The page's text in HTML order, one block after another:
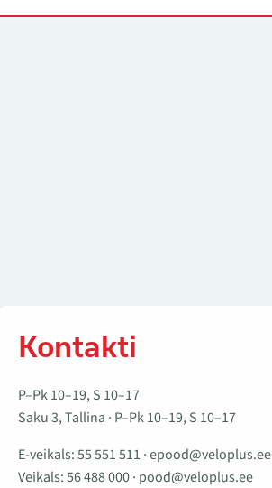
Kontakti
P–Pk 10–19, S 10–17
Saku 3, Tallina · P–Pk 10–19, S 10–17
E-veikals:55 551 511 ·epood@veloplus.ee
Veikals:56 488 000· pood@veloplus.ee